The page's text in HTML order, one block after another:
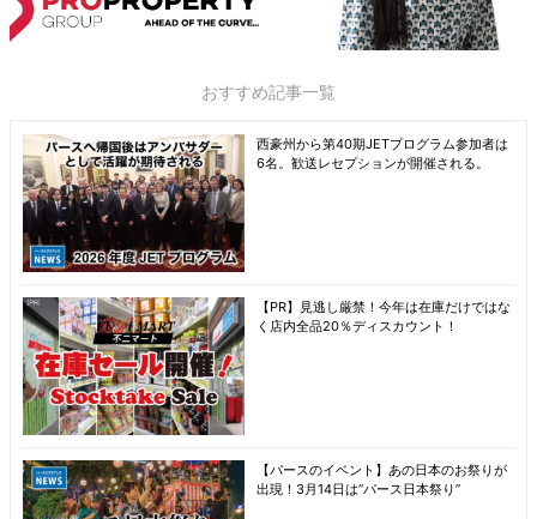
おすすめ記事一覧
西豪州から第40期JETプログラム参加者は
6名。歓送レセプションが開催される。
【PR】見逃し厳禁！今年は在庫だけではな
く店内全品20％ディスカウント！
【パースのイベント】あの日本のお祭りが
出現！3月14日は“パース日本祭り”